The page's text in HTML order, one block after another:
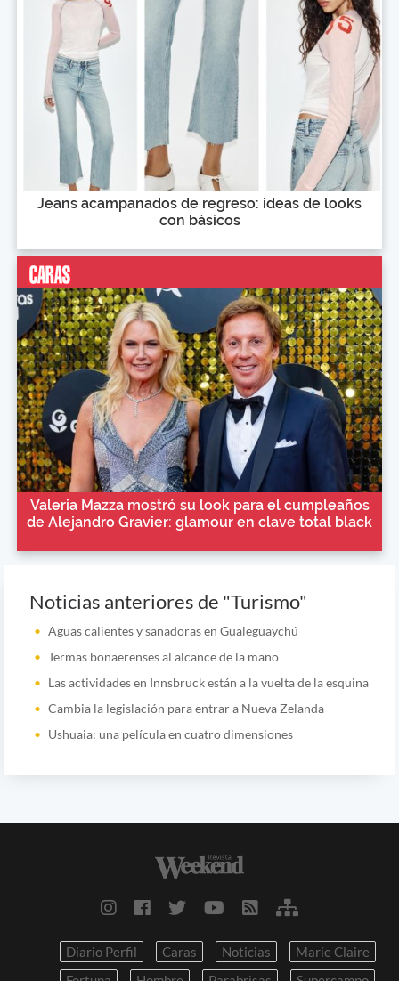
Jeans acampanados de regreso: ideas de looks
con básicos
Valeria Mazza mostró su look para el cumpleaños
de Alejandro Gravier: glamour en clave total black
Noticias anteriores de "Turismo"
Aguas calientes y sanadoras en Gualeguaychú
Termas bonaerenses al alcance de la mano
Las actividades en Innsbruck están a la vuelta de la esquina
Cambia la legislación para entrar a Nueva Zelanda
Ushuaia: una película en cuatro dimensiones
Diario Perfil Caras Noticias
Marie Claire